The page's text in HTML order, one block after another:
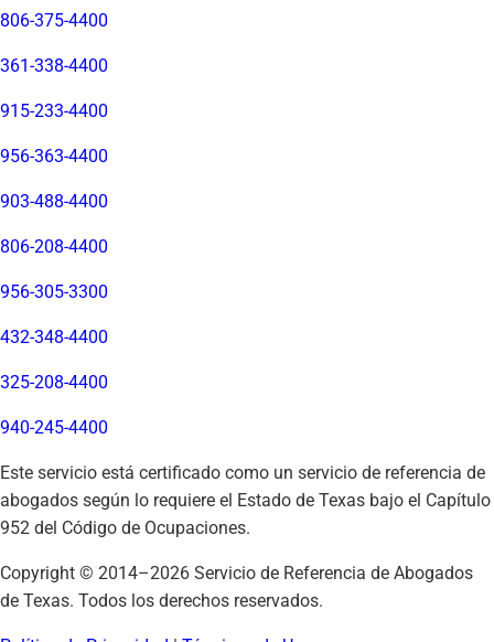
806-375-4400
361-338-4400
915-233-4400
956-363-4400
903-488-4400
806-208-4400
956-305-3300
432-348-4400
325-208-4400
940-245-4400
Este servicio está certificado como un servicio de referencia de
abogados según lo requiere el Estado de Texas bajo el Capítulo
952 del Código de Ocupaciones.
Copyright © 2014–2026 Servicio de Referencia de Abogados
de Texas. Todos los derechos reservados.